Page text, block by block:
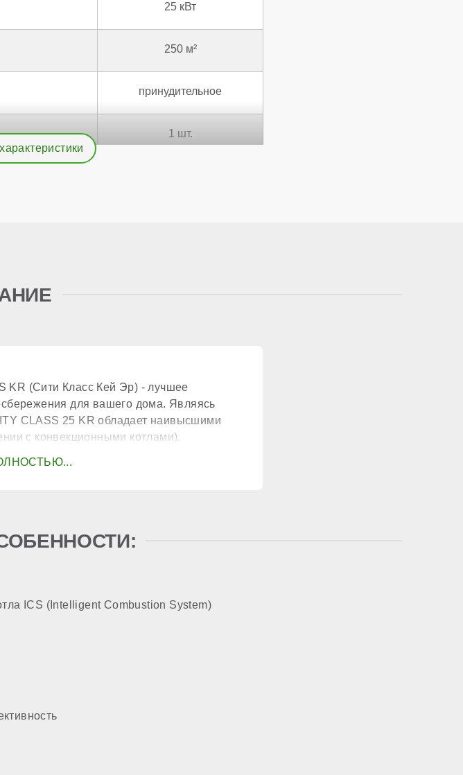
25 кВт
250 м²
принудительное
1 шт.
нет
есть (8 литров)
KR (Сити Класс Кей Эр) - лучшее
для вашего дома. Являясь
CLASS 25 KR обладает наивысшими
с конвекционными котлами).
ICS (Intelligent Combustion System)